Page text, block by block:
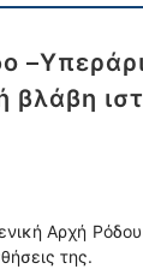
βλάβη
Αρχή
της.